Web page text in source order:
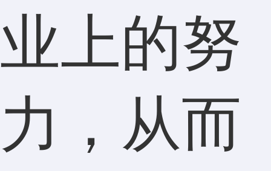
业上的努
力，从而